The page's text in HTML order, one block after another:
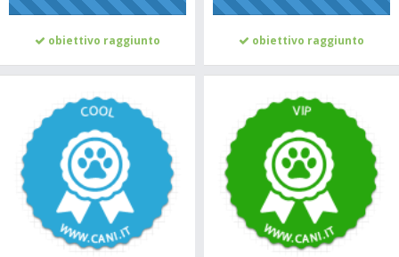
obiettivo raggiunto
obiettivo raggiunto